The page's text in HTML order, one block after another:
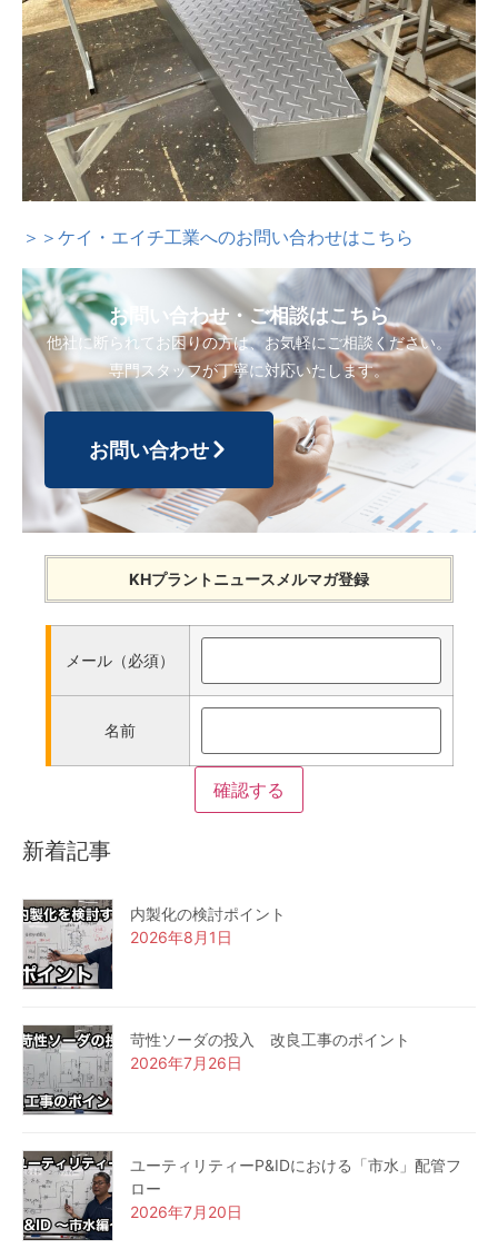
＞＞ケイ・エイチ工業へのお問い合わせはこちら
お問い合わせ・ご相談はこちら
他社に断られてお困りの方は、お気軽にご相談ください。
専門スタッフが丁寧に対応いたします。
お問い合わせ
KHプラントニュースメルマガ登録
メール（必須）
名前
新着記事
内製化の検討ポイント
2026年8月1日
苛性ソーダの投入 改良工事のポイント
2026年7月26日
ユーティリティーP&IDにおける「市水」配管フ
ロー
2026年7月20日